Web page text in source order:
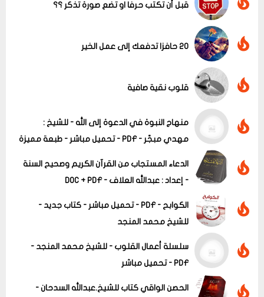
عرض الكل
قبل أن تكتب حرفا او تضع صورة تذكر ؟؟
20 حافزا تدفعك إلى عمل الخير
قلوب نقية صافية
منهاج النبوة في الدعوة إلى الله - للشيخ :
مهدي مبجّر - PDF - تحميل مباشر - طبعة مميزة
الدعاء المستجاب من القرآن الكريم وصحيح السنة
- إعداد : عبدالله العلاف - DOC + PDF
الكوابح - PDF - تحميل مباشر - كتاب جديد -
للشيخ محمد المنجد
سلسلة أعمال القلوب - للشيخ محمد المنجد -
PDF - تحميل مباشر
الحصن الواقي كتاب للشيخ.عبدالله السدحان -